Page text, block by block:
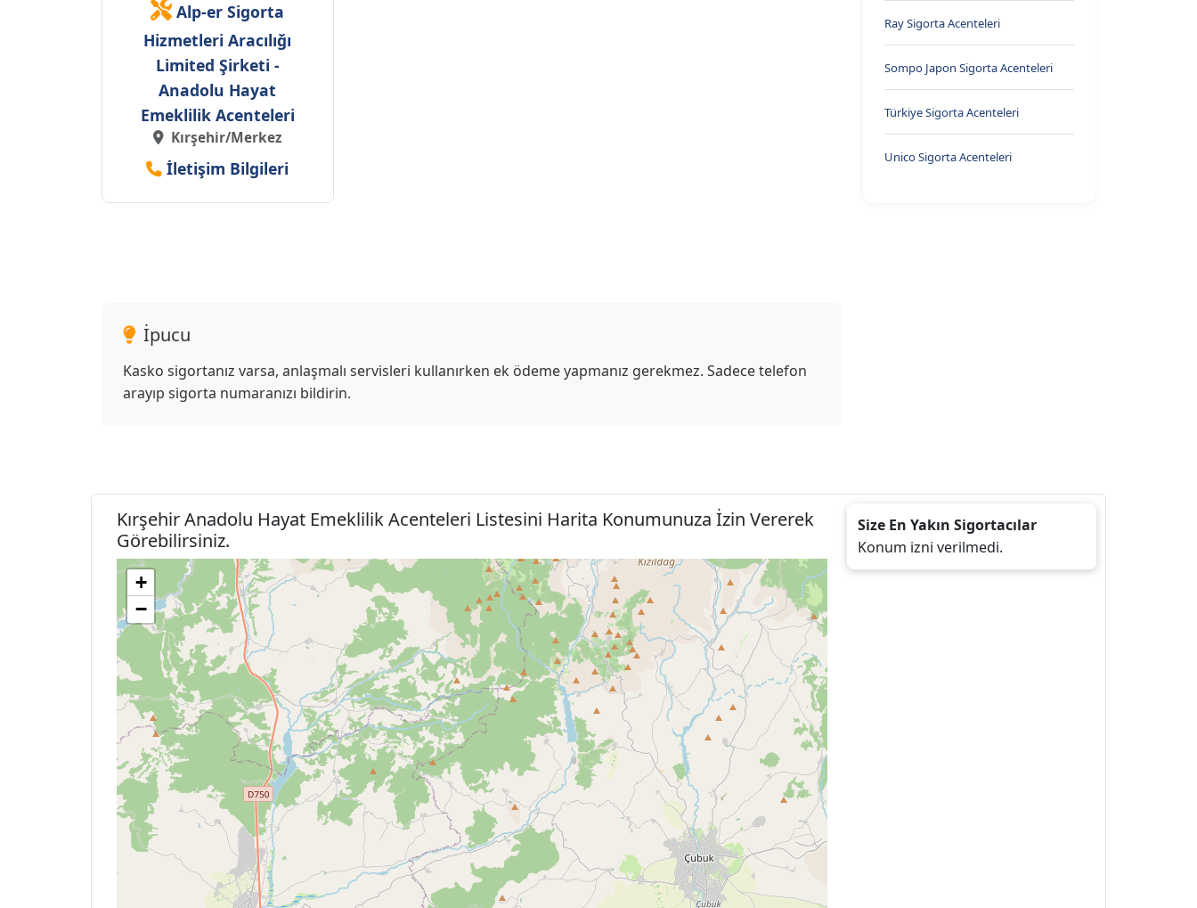
Alp-er Sigorta
Hizmetleri Aracılığı
Limited Şirketi -
Anadolu Hayat
Emeklilik Acenteleri
Kırşehir/Merkez
İletişim Bilgileri
İpucu
Kasko sigortanız varsa, anlaşmalı servisleri kullanırken ek ödeme yapmanız gerekmez. Sadece telefon
arayıp sigorta numaranızı bildirin.
Ray Sigorta Acenteleri
Sompo Japon Sigorta Acenteleri
Türkiye Sigorta Acenteleri
Unico Sigorta Acenteleri
Kırşehir Anadolu Hayat Emeklilik Acenteleri Listesini Harita Konumunuza İzin Vererek
Görebilirsiniz.
+
−
Size En Yakın Sigortacılar
Konum izni verilmedi.